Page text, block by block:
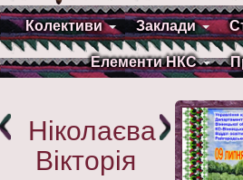
Колективи Заклади
Елементи НКС
Ніколаєва
Вікторія